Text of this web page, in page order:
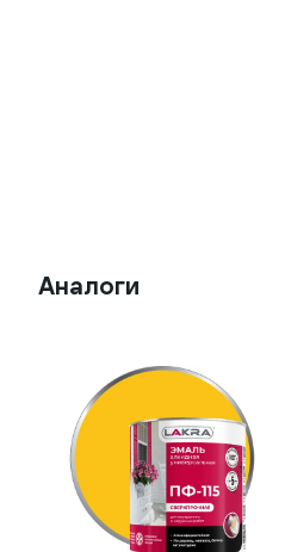
Аналоги